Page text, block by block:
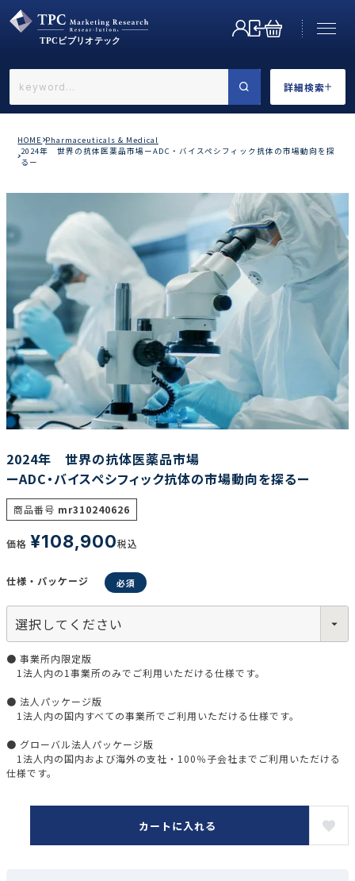
詳細検索
←戻る
業界で選ぶ
カテゴリで選ぶ
調査の種類で選ぶ
HOME Pharmaceuticals & Medical
2024年 世界の抗体医薬品市場ーADC・バイスペシフィック抗体の市場動向を探
るー
2024年 世界の抗体医薬品市場
ーADC・バイスペシフィック抗体の市場動向を探るー
商品番号 mr310240626
価格 ¥108,900税込
仕様・パッケージ
● 事業所内限定版
1法人内の1事業所のみでご利用いただける仕様です。
● 法人パッケージ版
1法人内の国内すべての事業所でご利用いただける仕様です。
● グローバル法人パッケージ版
1法人内の国内および海外の支社・100％子会社までご利用いただける
仕様です。
カートに入れる